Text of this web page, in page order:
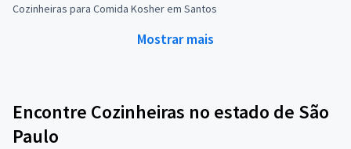
Cozinheiras para Comida Kosher em Santos
Mostrar mais
Encontre Cozinheiras no estado de São
Paulo